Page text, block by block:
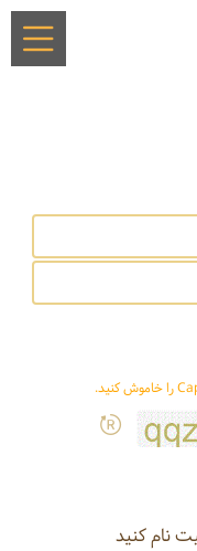
نام کنید